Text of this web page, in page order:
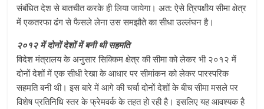
संबंधित देश से बातचीत करके ही लिया जायेगा। अत: ऐसे त्रिपक्षीय सीमा क्षेत्र
में एकतरफा ढंग से फैसले लेना उस समझौते का सीधा उल्लंघन है।
२०१२ में दोनों देशों में बनी थी सहमति
विदेश मंत्रालय के अनुसार सिक्किम क्षेत्र की सीमा को लेकर भी २०१२ में
दोनों देशों में एक सीधी रेखा के आधार पर सीमांकन को लेकर पारस्परिक
सहमति बनी थी। इस बारे में आगे की चर्चा दोनों देशों के बीच सीमा मसले पर
विशेष प्रतिनिधि स्तर के फ्रेमवर्क के तहत हो रही है। इसलिए यह आवश्यक है